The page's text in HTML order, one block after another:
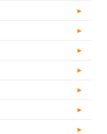
►
►
►
►
►
►
►